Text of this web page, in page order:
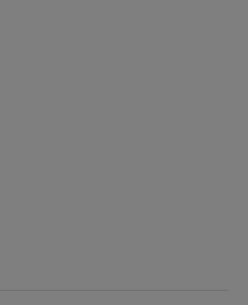
öppnas i nytt fönster.